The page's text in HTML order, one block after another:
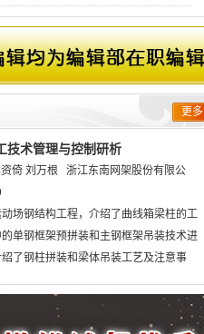
2026-07-02
更多
技术管理与控制研析
倚 刘万根 浙江东南网架股份有限公
场钢结构工程，介绍了曲线箱梁柱的工
单钢框架预拼装和主钢框架吊装技术进
了钢柱拼装和梁体吊装工艺及注意事
安装工程提供了经验借鉴。
】 > 建筑科学 > 建筑施工 > 各项工程与